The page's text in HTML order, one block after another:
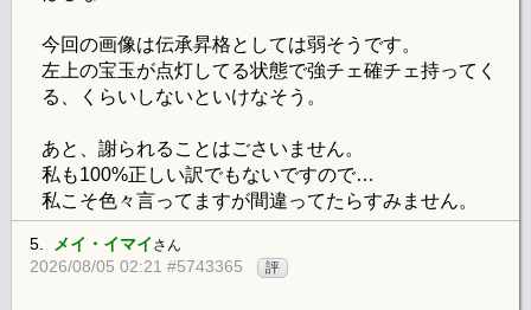
今回の画像は伝承昇格としては弱そうです。
左上の宝玉が点灯してる状態で強チェ確チェ持ってく
る、くらいしないといけなそう。
あと、謝られることはごさいません。
私も100%正しい訳でもないですので…
私こそ色々言ってますが間違ってたらすみません。
5. メイ・イマイ さん
2026/08/05 02:21 #5743365 評